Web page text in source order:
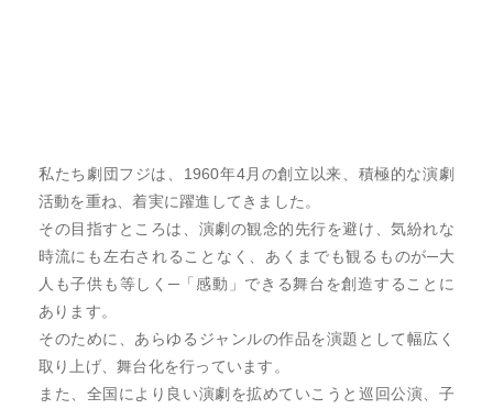
私たち劇団フジは、1960年4月の創立以来、積極的な演劇
活動を重ね、着実に躍進してきました。
その目指すところは、演劇の観念的先行を避け、気紛れな
時流にも左右されることなく、あくまでも観るものが─大
人も子供も等しく─「感動」できる舞台を創造することに
あります。
そのために、あらゆるジャンルの作品を演題として幅広く
取り上げ、舞台化を行っています。
また、全国により良い演劇を拡めていこうと巡回公演、子